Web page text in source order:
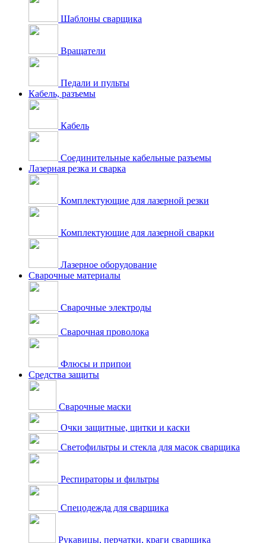
Шаблоны сварщика
Вращатели
Педали и пульты
Кабель, разъемы
Кабель
Соединительные кабельные разъемы
Лазерная резка и сварка
Комплектующие для лазерной резки
Комплектующие для лазерной сварки
Лазерное оборудование
Сварочные материалы
Сварочные электроды
Сварочная проволока
Флюсы и припои
Средства защиты
Сварочные маски
Очки защитные, щитки и каски
Светофильтры и стекла для масок сварщика
Респираторы и фильтры
Спецодежда для сварщика
Рукавицы, перчатки, краги сварщика